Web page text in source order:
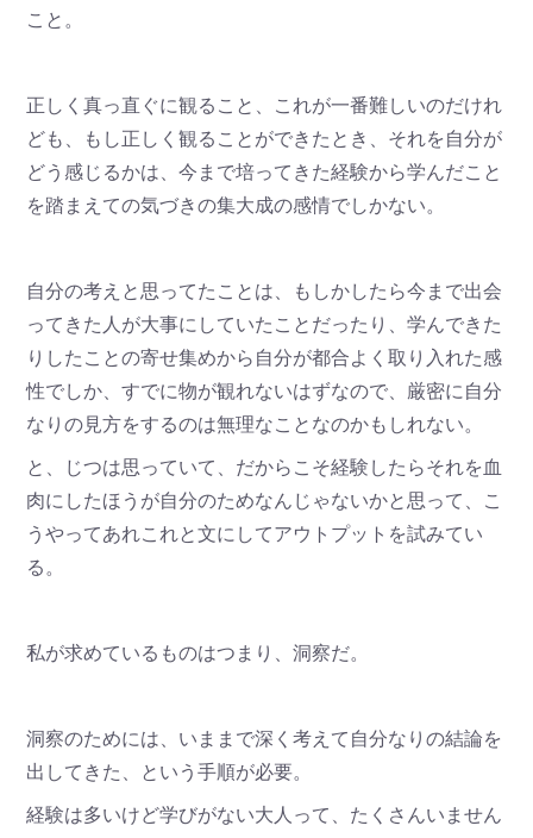
こと。
正しく真っ直ぐに観ること、これが一番難しいのだけれ
ども、もし正しく観ることができたとき、それを自分が
どう感じるかは、今まで培ってきた経験から学んだこと
を踏まえての気づきの集大成の感情でしかない。
自分の考えと思ってたことは、もしかしたら今まで出会
ってきた人が大事にしていたことだったり、学んできた
りしたことの寄せ集めから自分が都合よく取り入れた感
性でしか、すでに物が観れないはずなので、厳密に自分
なりの見方をするのは無理なことなのかもしれない。
と、じつは思っていて、だからこそ経験したらそれを血
肉にしたほうが自分のためなんじゃないかと思って、こ
うやってあれこれと文にしてアウトプットを試みてい
る。
私が求めているものはつまり、洞察だ。
洞察のためには、いままで深く考えて自分なりの結論を
出してきた、という手順が必要。
経験は多いけど学びがない大人って、たくさんいません